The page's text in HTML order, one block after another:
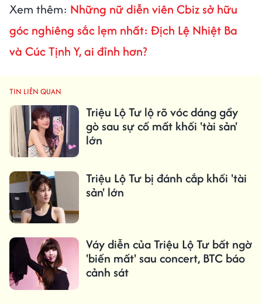
Xem thêm: Những nữ diễn viên Cbiz sở hữu
góc nghiêng sắc lẹm nhất: Địch Lệ Nhiệt Ba
và Cúc Tịnh Y, ai đỉnh hơn?
TIN LIÊN QUAN
Triệu Lộ Tư lộ rõ vóc dáng gầy
gò sau sự cố mất khối 'tài sản'
lớn
Triệu Lộ Tư bị đánh cắp khối 'tài
sản' lớn
Váy diễn của Triệu Lộ Tư bất ngờ
'biến mất' sau concert, BTC báo
cảnh sát